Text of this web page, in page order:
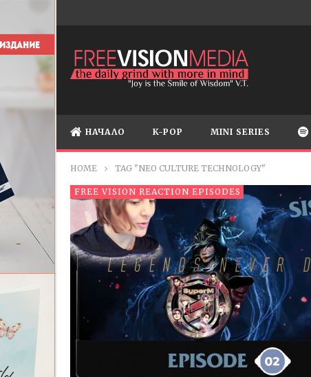
НАЧАЛО K-POP MINI SERIES
HOME TAG "NEO CULTURE TECHNOLOGY"
FREE VISION REACTION EPISODES